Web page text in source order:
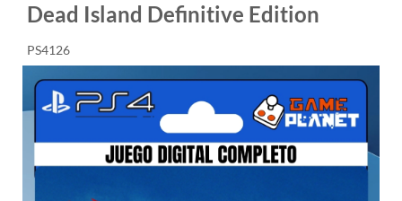
Dead Island Definitive Edition
PS4126